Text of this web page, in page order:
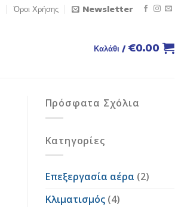
Όροι Χρήσης Newsletter
Καλάθι / €0.00
Πρόσφατα Σχόλια
Kατηγορίες
Επεξεργασία αέρα (2)
Κλιματισμός(4)